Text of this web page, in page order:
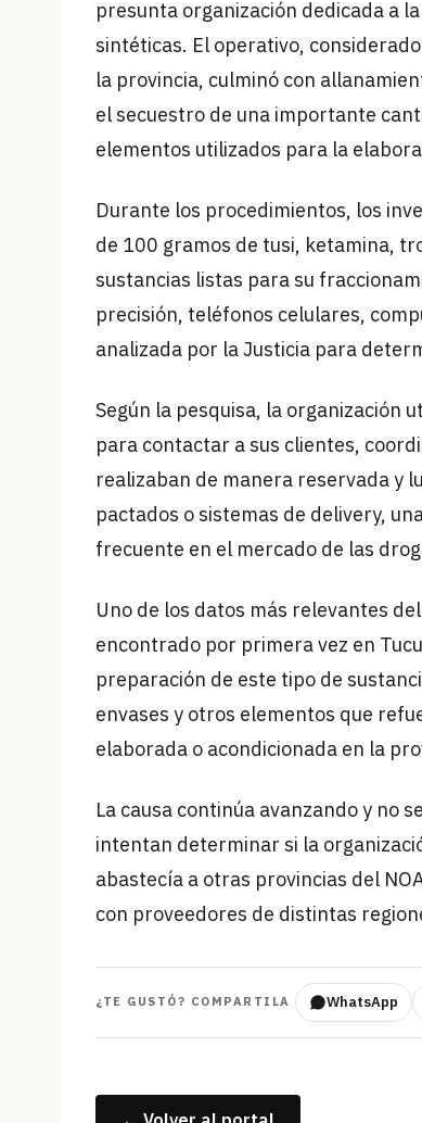
presunta organización dedicada a
sintéticas. El operativo,
la provincia, culminó con
el secuestro de una importante
elementos utilizados para la
Durante los procedimientos, los
de 100 gramos de tusi, ketamina,
sustancias listas para su
precisión, teléfonos celulares,
analizada por la Justicia para
Según la pesquisa, la organización
para contactar a sus clientes,
realizaban de manera reservada y
pactados o sistemas de delivery,
frecuente en el mercado de las
Uno de los datos más relevantes
encontrado por primera vez en
preparación de este tipo de
envases y otros elementos que
elaborada o acondicionada en la
La causa continúa avanzando y no
intentan determinar si la
abastecía a otras provincias del
con proveedores de distintas
¿TE GUSTÓ? COMPARTILA WhatsApp